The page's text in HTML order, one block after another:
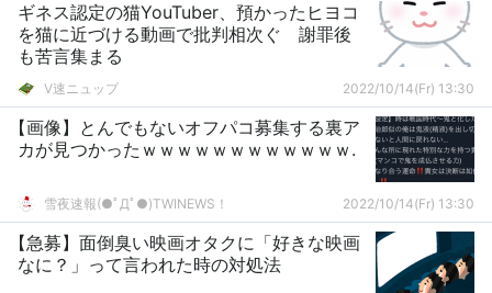
ギネス認定の猫YouTuber、預かったヒヨコ
を猫に近づける動画で批判相次ぐ 謝罪後
も苦言集まる
V速ニュップ 2022/10/14(Fr) 13:30
【画像】とんでもないオフパコ募集する裏ア
カが見つかったｗｗｗｗｗｗｗｗｗｗｗｗ.
雪夜速報(●ﾟДﾟ●)TWINEWS！ 2022/10/14(Fr) 13:30
【急募】面倒臭い映画オタクに「好きな映画
なに？」って言われた時の対処法